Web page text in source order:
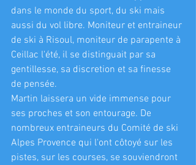
dans le monde du sport, du ski mais
aussi du vol libre. Moniteur et entraineur
de ski à Risoul, moniteur de parapente à
Ceillac l'été, il se distinguait par sa
gentillesse, sa discretion et sa finesse
de pensée.
Martin laissera un vide immense pour
ses proches et son entourage. De
nombreux entraineurs du Comité de ski
Alpes Provence qui l'ont côtoyé sur les
pistes, sur les courses, se souviendront